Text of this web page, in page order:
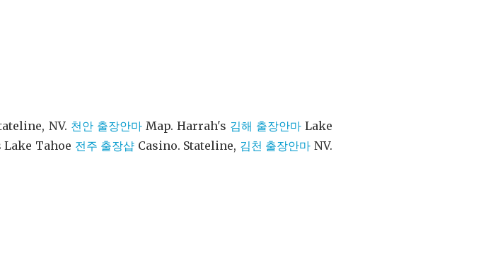
NV. 천안 출장안마Map. Harrah's 김해 출장안마Lake
Lake Tahoe 전주 출장샵 Casino. Stateline, 김천 출장안마 NV.